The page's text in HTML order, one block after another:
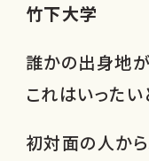
竹下大学
誰かの出身地
これはいったい
初対面の人か